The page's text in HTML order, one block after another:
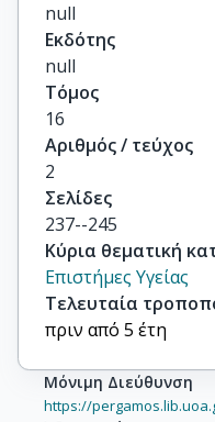
null
Εκδότης
null
Τόμος
16
Αριθμός / τεύχος
2
Σελίδες
237--245
Κύρια θεματική
Επιστήμες Υγείας
Τελευταία
πριν από 5 έτη
Μόνιμη Διεύθυνση
https://